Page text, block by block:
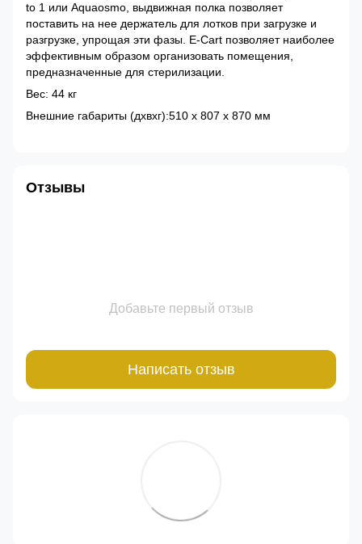
to 1 или Aquaosmo, выдвижная полка позволяет
поставить на нее держатель для лотков при загрузке и
разгрузке, упрощая эти фазы. E-Cart позволяет наиболее
эффективным образом организовать помещения,
предназначенные для стерилизации.
Вес: 44 кг
Внешние габариты (дxвxг):510 x 807 x 870 мм
Отзывы
Добавьте первый отзыв
Написать отзыв